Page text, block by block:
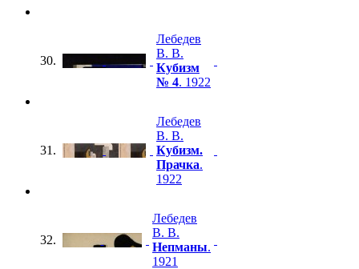
30.
Лебедев
В. В.
Кубизм
№ 4. 1922
31.
Лебедев
В. В.
Кубизм.
Прачка.
1922
32.
Лебедев
В. В.
Непманы.
1921